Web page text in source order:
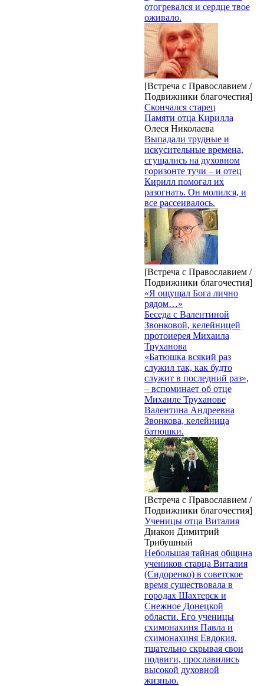
отогревался и сердце твое
оживало.
[Встреча с Православием /
Подвижники благочестия]
Скончался старец
Памяти отца Кирилла
Олеся Николаева
Выпадали трудные и
искусительные времена,
сгущались на духовном
горизонте тучи – и отец
Кирилл помогал их
разогнать. Он молился, и
все рассеивалось.
[Встреча с Православием /
Подвижники благочестия]
«Я ощущал Бога лично
рядом…»
Беседа с Валентиной
Звонковой, келейницей
протоиерея Михаила
Труханова
«Батюшка всякий раз
служил так, как будто
служит в последний раз»,
– вспоминает об отце
Михаиле Труханове
Валентина Андреевна
Звонкова, келейница
батюшки.
[Встреча с Православием /
Подвижники благочестия]
Ученицы отца Виталия
Диакон Димитрий
Трибушный
Небольшая тайная община
учеников старца Виталия
(Сидоренко) в советское
время существовала в
городах Шахтерск и
Снежное Донецкой
области. Его ученицы
схимонахиня Павла и
схимонахиня Евдокия,
тщательно скрывая свои
подвиги, прославились
высокой духовной
жизнью.